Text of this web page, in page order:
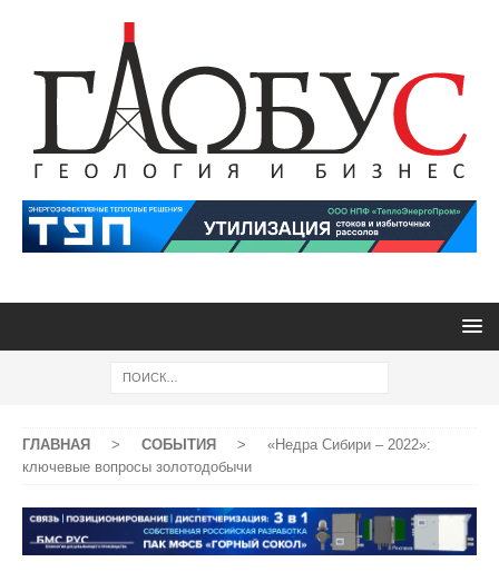
ГЛАВНАЯ > СОБЫТИЯ >
«Недра Сибири – 2022»:
ключевые вопросы золотодобычи